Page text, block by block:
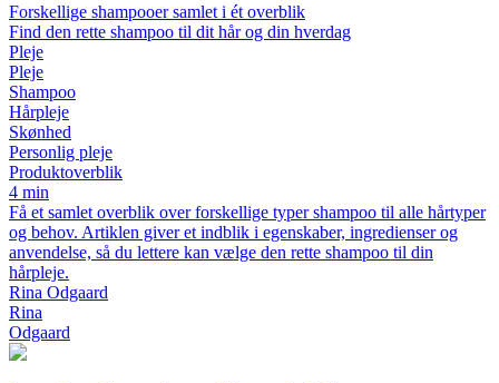
Forskellige shampooer samlet i ét overblik
Find den rette shampoo til dit hår og din hverdag
Pleje
Pleje
Shampoo
Hårpleje
Skønhed
Personlig pleje
Produktoverblik
4 min
Få et samlet overblik over forskellige typer shampoo til alle hårtyper
og behov. Artiklen giver et indblik i egenskaber, ingredienser og
anvendelse, så du lettere kan vælge den rette shampoo til din
hårpleje.
Rina Odgaard
Rina
Odgaard